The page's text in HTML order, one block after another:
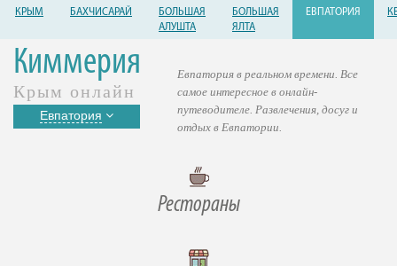
КРЫМ БАХЧИСАРАЙ
БОЛЬШАЯ
АЛУШТА
БОЛЬШАЯ
ЯЛТА
ЕВПАТОРИЯ
Киммерия
Крым онлайн
Евпатория
Рестораны
Евпатория в реальном времени. Все
самое интересное в онлайн-
путеводителе. Развлечения, досуг и
отдых в Евпатории.